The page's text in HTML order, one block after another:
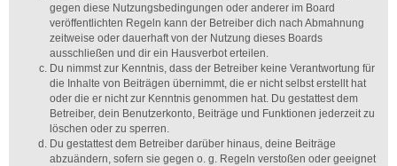
gegen diese Nutzungsbedingungen oder anderer im Board
veröffentlichten Regeln kann der Betreiber dich nach Abmahnung
zeitweise oder dauerhaft von der Nutzung dieses Boards
ausschließen und dir ein Hausverbot erteilen.
Du nimmst zur Kenntnis, dass der Betreiber keine Verantwortung für
die Inhalte von Beiträgen übernimmt, die er nicht selbst erstellt hat
oder die er nicht zur Kenntnis genommen hat. Du gestattest dem
Betreiber, dein Benutzerkonto, Beiträge und Funktionen jederzeit zu
löschen oder zu sperren.
Du gestattest dem Betreiber darüber hinaus, deine Beiträge
abzuändern, sofern sie gegen o. g. Regeln verstoßen oder geeignet